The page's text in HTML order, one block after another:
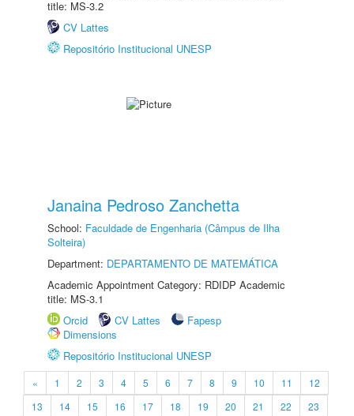
title: MS-3.2
CV Lattes
Repositório Institucional UNESP
Janaina Pedroso Zanchetta
School: Faculdade de Engenharia (Câmpus de Ilha
Solteira)
Department: DEPARTAMENTO DE MATEMÁTICA
Academic Appointment Category: RDIDP Academic
title: MS-3.1
Orcid
CV Lattes
Fapesp
Dimensions
Repositório Institucional UNESP
« 1 2 3 4 5 6 7 8 9 10 11
12
13
14 15 16 17 18 19 20 21 22
23